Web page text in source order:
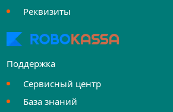
Реквизиты
Поддержка
Сервисный центр
База знаний